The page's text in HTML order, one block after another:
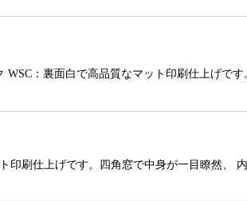
：裏面白で高品質なマット印刷仕上げで
印刷仕上げです。四角窓で中身が一目瞭然、